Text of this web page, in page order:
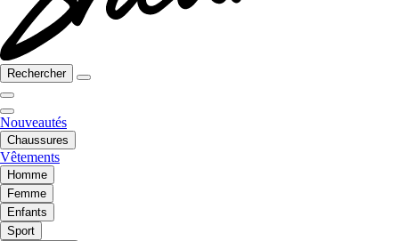
Rechercher
Nouveautés
Chaussures
Vêtements
Homme
Femme
Enfants
Sport